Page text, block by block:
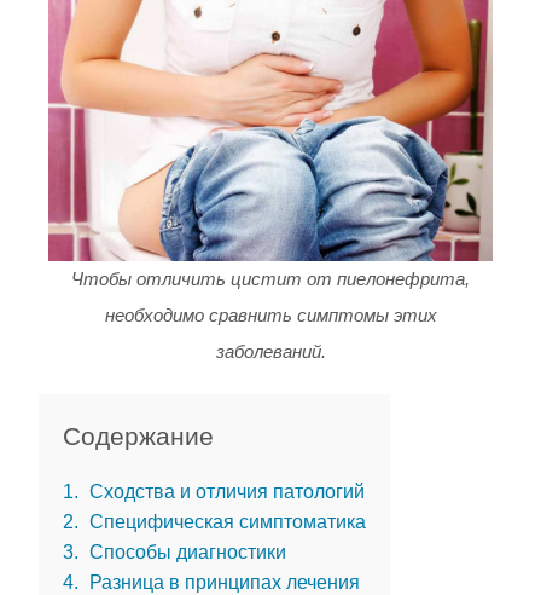
Чтобы отличить цистит от пиелонефрита,
необходимо сравнить симптомы этих
заболеваний.
Содержание
1
Сходства и отличия патологий
2
Специфическая симптоматика
3
Способы диагностики
4
Разница в принципах лечения